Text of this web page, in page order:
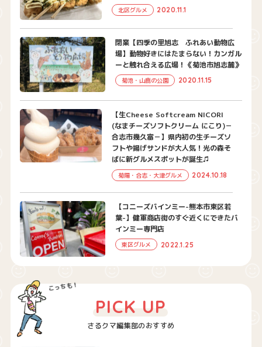
北区グルメ 2020.11.1
閉業【四季の里旭志 ふれあい動物広
場】動物好きにはたまらない！カンガル
ーと触れ合える広場！《菊池市旭志麓》
菊池・山鹿の公園 2020.11.15
【生Cheese Softcream NICORI
(なまチーズソフトクリーム にこり)－
合志市幾久富－】県内初の生チーズソ
フトや揚げサンドが大人気！光の森そ
ばに新グルメスポットが誕生♫
菊陽・合志・大津グルメ 2024.10.18
【コニーズバインミー-熊本市東区若
葉-】健軍商店街のすぐ近くにできたバ
インミー専門店
東区グルメ 2022.1.25
さるクマ編集部のおすすめ
PICK UP